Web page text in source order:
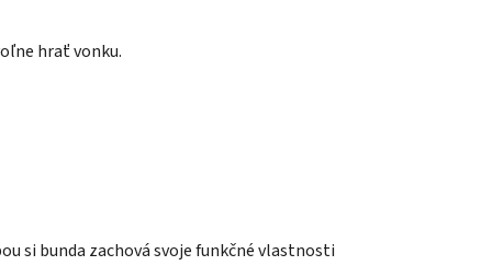
hrať vonku.
si bunda zachová svoje funkčné vlastnosti